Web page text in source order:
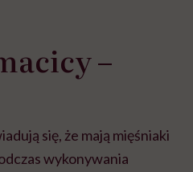
–
się, że mają mięśniaki
wykonywania